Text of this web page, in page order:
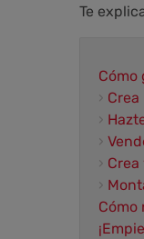
Te
›
›
›
›
›
Cómo